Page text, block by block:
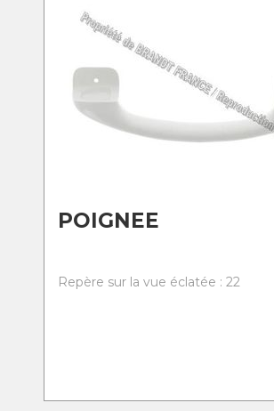
POIGNEE
Repère sur la vue éclatée : 22